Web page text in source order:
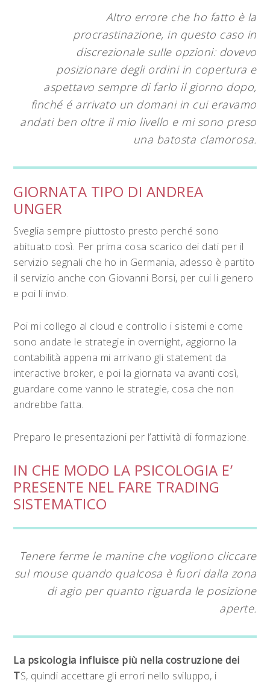
Altro errore che ho fatto è la
procrastinazione, in questo caso in
discrezionale sulle opzioni: dovevo
posizionare degli ordini in copertura e
aspettavo sempre di farlo il giorno dopo,
finché é arrivato un domani in cui eravamo
andati ben oltre il mio livello e mi sono preso
una batosta clamorosa.
GIORNATA TIPO DI ANDREA
UNGER
Sveglia sempre piuttosto presto perché sono
abituato così. Per prima cosa scarico dei dati per il
servizio segnali che ho in Germania, adesso è partito
il servizio anche con Giovanni Borsi, per cui li genero
e poi li invio.
Poi mi collego al cloud e controllo i sistemi e come
sono andate le strategie in overnight, aggiorno la
contabilità appena mi arrivano gli statement da
interactive broker, e poi la giornata va avanti così,
guardare come vanno le strategie, cosa che non
andrebbe fatta.
Preparo le presentazioni per l’attività di formazione.
IN CHE MODO LA PSICOLOGIA E’
PRESENTE NEL FARE TRADING
SISTEMATICO
Tenere ferme le manine che vogliono cliccare
sul mouse quando qualcosa è fuori dalla zona
di agio per quanto riguarda le posizione
aperte.
La psicologia influisce più nella costruzione dei
TS, quindi accettare gli errori nello sviluppo, i